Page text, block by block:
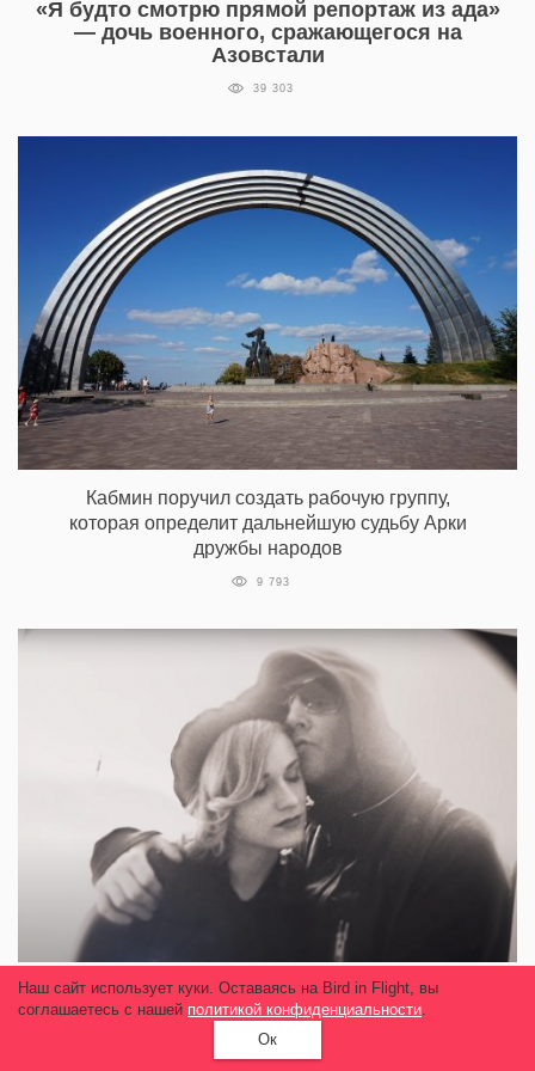
«Я будто смотрю прямой репортаж из ада»
— дочь военного, сражающегося на
Азовстали
39 303
Кабмин поручил создать рабочую группу,
которая определит дальнейшую судьбу Арки
дружбы народов
9 793
Вышел трейлер фильма об Эван Рейчел
Вуд. В нем актриса рассказывает о насилии
Мэрилина Мэнсона
Наш сайт использует куки. Оставаясь на Bird in Flight, вы
соглашаетесь с нашей политикой конфиденциальности.
Ок